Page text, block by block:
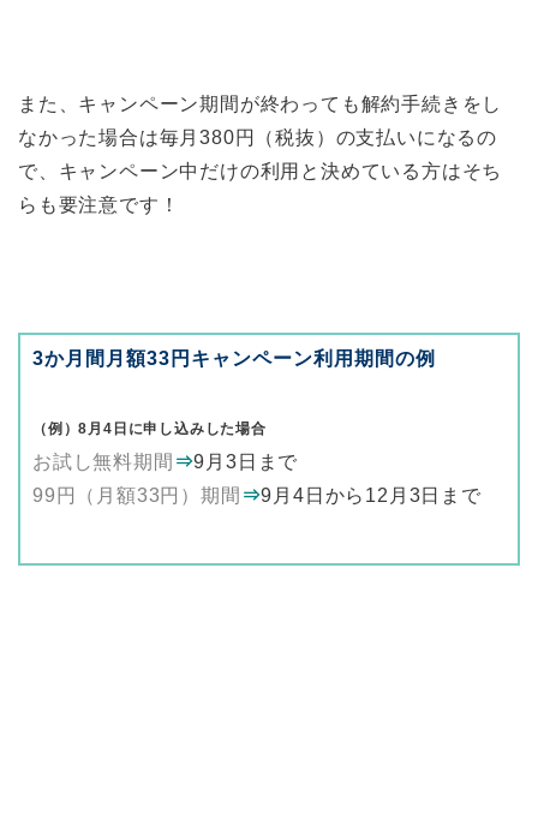
また、キャンペーン期間が終わっても解約手続きをし
なかった場合は毎月380円（税抜）の支払いになるの
で、キャンペーン中だけの利用と決めている方はそち
らも要注意です！
3か月間月額33円キャンペーン利用期間の例
（例）8月4日に申し込みした場合
お試し無料期間 ⇒9月3日まで
99円（月額33円）期間 ⇒9月4日から12月3日まで